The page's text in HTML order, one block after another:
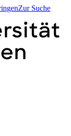
Zur Suche